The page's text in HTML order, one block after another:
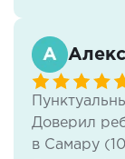
я в
Буду ли я
давно и
опыта,
Доверил
в Самару